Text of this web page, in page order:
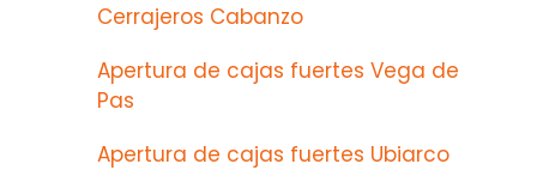
Cerrajeros Cabanzo
Apertura de cajas fuertes Vega de
Pas
Apertura de cajas fuertes Ubiarco